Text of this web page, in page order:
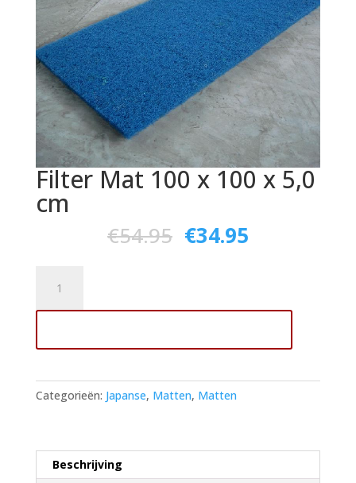
Filter Mat 100 x 100 x 5,0
cm
€54.95 €34.95
100
100
5,0
cm
Categorieën: Japanse, Matten, Matten
Beschrijving